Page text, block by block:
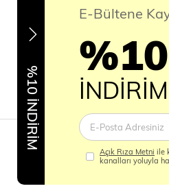
%10 İNDİRİM
E-Bültene
%10
İNDİRİM
Açık Rıza Metni ile
kanalları yoluyla